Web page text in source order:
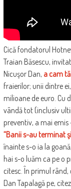
Cică fondatorul
Traian Băsescu,
Nicuşor Dan, a cam
fraierilor; unii dintre
milioane de euro. Cu
vândă tot (inclusiv
preventiv, a mai emis
“Banii s-au terminat
înainte s-o ia la
hai s-o luăm ca pe o
citesc. În primul
Dan Tapalagă pe,